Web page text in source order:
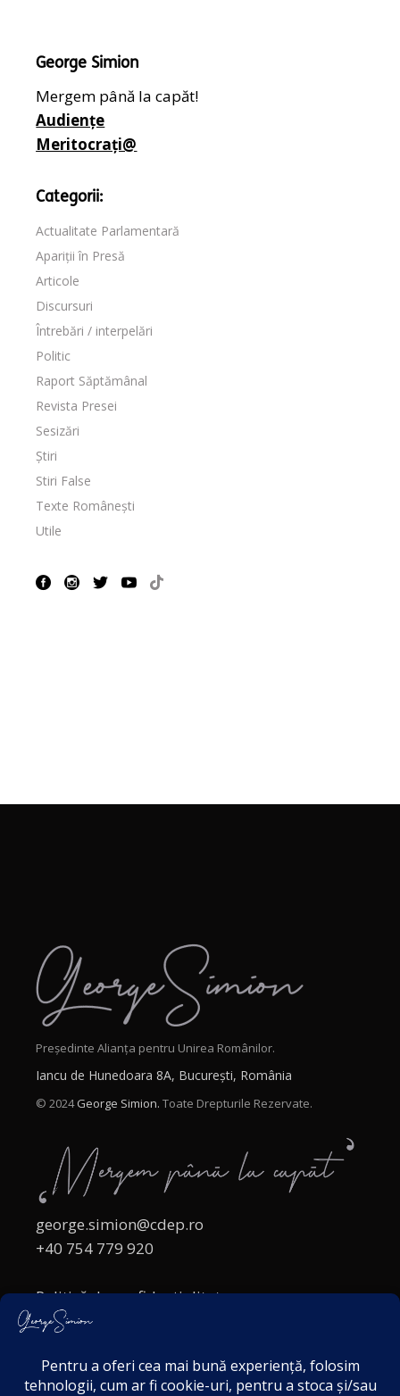
George Simion
Mergem până la capăt!
Audiențe
Meritocrați@
Categorii:
Actualitate Parlamentară
Apariții în Presă
Articole
Discursuri
Întrebări / interpelări
Politic
Raport Săptămânal
Revista Presei
Sesizări
Știri
Stiri False
Texte Românești
Utile
Președinte Alianța pentru Unirea Românilor.
Iancu de Hunedoara 8A, București, România
© 2024George Simion. Toate Drepturile Rezervate.
george.simion@cdep.ro
+40 754 779 920
Politică de confidențialitate
Politica cookies
Acordul de markting